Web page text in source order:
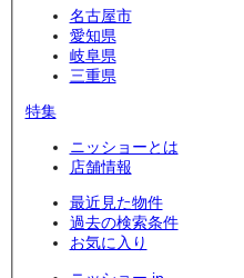
名古屋市
愛知県
岐阜県
三重県
特集
ニッショーとは
店舗情報
最近見た物件
過去の検索条件
お気に入り